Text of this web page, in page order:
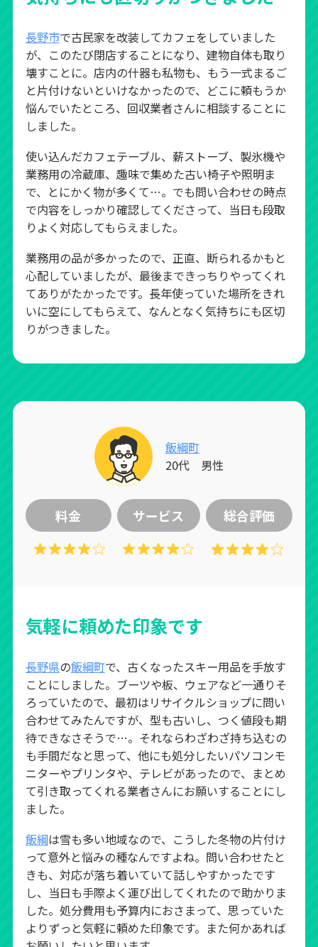
長野市で古民家を改装してカフェをしていました
が、このたび閉店することになり、建物自体も取り
壊すことに。店内の什器も私物も、もう一式まるご
と片付けないといけなかったので、どこに頼もうか
悩んでいたところ、回収業者さんに相談することに
しました。
使い込んだカフェテーブル、薪ストーブ、製氷機や
業務用の冷蔵庫、趣味で集めた古い椅子や照明ま
で、とにかく物が多くて…。でも問い合わせの時点
で内容をしっかり確認してくださって、当日も段取
りよく対応してもらえました。
業務用の品が多かったので、正直、断られるかもと
心配していましたが、最後まできっちりやってくれ
てありがたかったです。長年使っていた場所をきれ
いに空にしてもらえて、なんとなく気持ちにも区切
りがつきました。
飯綱町
20代 男性
料金 サービス 総合評価
気軽に頼めた印象です
長野県の飯綱町で、古くなったスキー用品を手放す
ことにしました。ブーツや板、ウェアなど一通りそ
ろっていたので、最初はリサイクルショップに問い
合わせてみたんですが、型も古いし、つく値段も期
待できなさそうで…。それならわざわざ持ち込むの
も手間だなと思って、他にも処分したいパソコンモ
ニターやプリンタや、テレビがあったので、まとめ
て引き取ってくれる業者さんにお願いすることにし
ました。
飯綱は雪も多い地域なので、こうした冬物の片付け
って意外と悩みの種なんですよね。問い合わせたと
きも、対応が落ち着いていて話しやすかったです
し、当日も手際よく運び出してくれたので助かりま
した。処分費用も予算内におさまって、思っていた
よりずっと気軽に頼めた印象です。また何かあれば